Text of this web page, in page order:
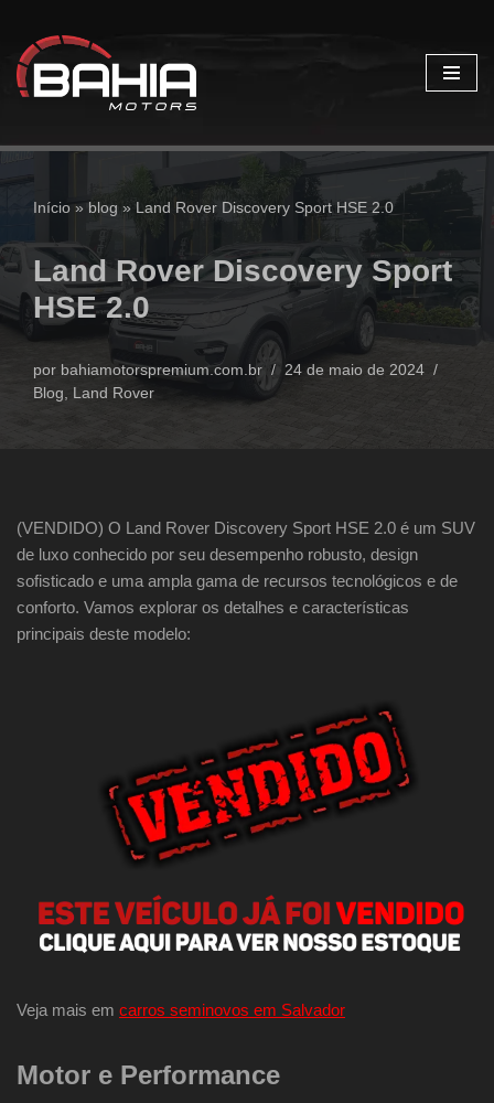
Pular
para
Início » blog » Land Rover Discovery Sport HSE 2.0
Land Rover Discovery Sport
HSE 2.0
por bahiamotorspremium.com.br
24 de maio de 2024
Blog, Land Rover
(VENDIDO) O Land Rover Discovery Sport HSE 2.0 é um SUV
de luxo conhecido por seu desempenho robusto, design
sofisticado e uma ampla gama de recursos tecnológicos e de
conforto. Vamos explorar os detalhes e características
principais deste modelo:
Veja mais em carros seminovos em Salvador
Motor e Performance